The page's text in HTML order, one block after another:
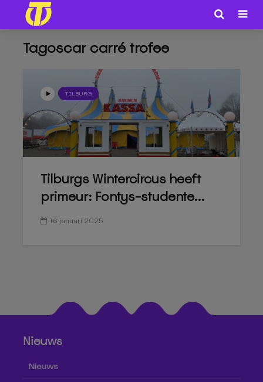
Tagoscar carré trofee
TILBURG
Tilburgs Wintercircus heeft
primeur: Fontys-studente...
16 januari 2025
Nieuws
Nieuws